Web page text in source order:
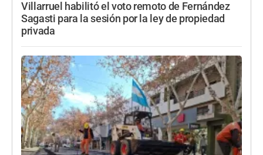
Villarruel habilitó el voto remoto de Fernández
Sagasti para la sesión por la ley de propiedad
privada